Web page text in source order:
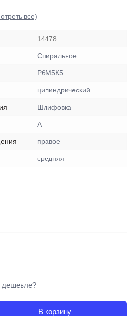
все)
14478
Спиральное
Р6М5К5
цилиндрический
Шлифовка
A
правое
средняя
дешевле?
В корзину